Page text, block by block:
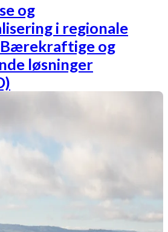
og
i regionale
og
løsninger